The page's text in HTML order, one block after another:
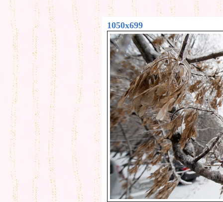
1050x699